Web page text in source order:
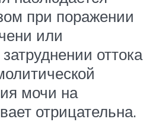
при поражении
или
оттока
мочи на
отрицательна.